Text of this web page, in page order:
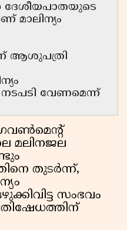
ദേശീയപാതയുടെ
മാലിന്യം
ആശുപത്രി
വേണമെന്ന്
മലിനജല
തുടർന്ന്,
സംഭവം